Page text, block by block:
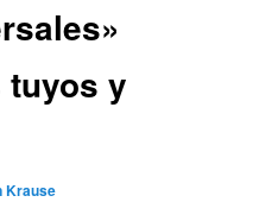
y
Krause